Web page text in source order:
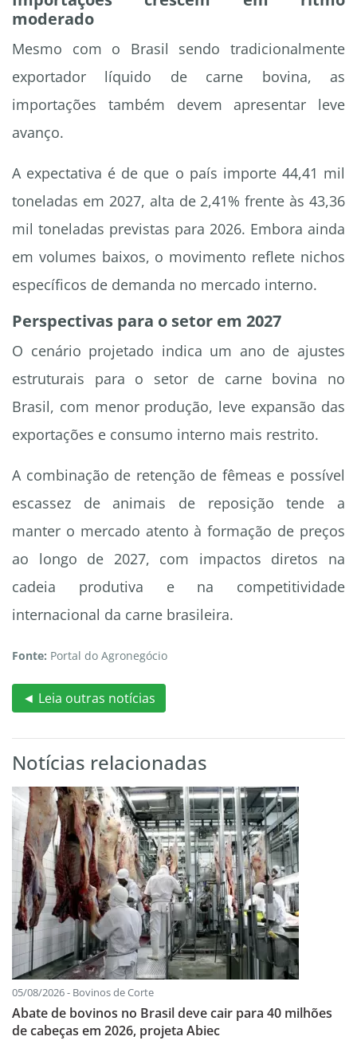
moderado
Mesmo com o Brasil sendo tradicionalmente
exportador líquido de carne bovina, as
importações também devem apresentar leve
avanço.
A expectativa é de que o país importe 44,41 mil
toneladas em 2027, alta de 2,41% frente às 43,36
mil toneladas previstas para 2026. Embora ainda
em volumes baixos, o movimento reflete nichos
específicos de demanda no mercado interno.
Perspectivas para o setor em 2027
O cenário projetado indica um ano de ajustes
estruturais para o setor de carne bovina no
Brasil, com menor produção, leve expansão das
exportações e consumo interno mais restrito.
A combinação de retenção de fêmeas e possível
escassez de animais de reposição tende a
manter o mercado atento à formação de preços
ao longo de 2027, com impactos diretos na
cadeia produtiva e na competitividade
internacional da carne brasileira.
Fonte: Portal do Agronegócio
◄ Leia outras notícias
Notícias relacionadas
05/08/2026 - Bovinos de Corte
Abate de bovinos no Brasil deve cair para 40 milhões
de cabeças em 2026, projeta Abiec